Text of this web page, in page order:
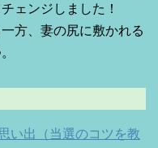
ェンジしました！
方、妻の尻に敷かれる
い出（当選のコツを教